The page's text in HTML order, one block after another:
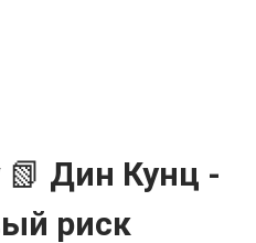
Дин Кунц -
риск